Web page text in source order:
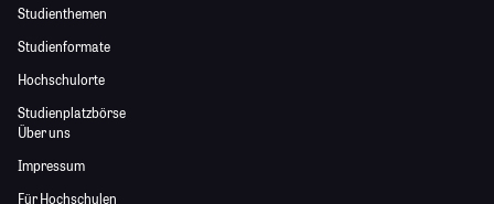
Studienthemen
Studienformate
Hochschulorte
Studienplatzbörse
Über uns
Impressum
Für Hochschulen